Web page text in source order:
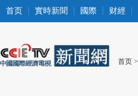
首页 實時新聞 國際 财經
首页 >